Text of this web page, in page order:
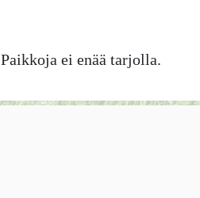
Paikkoja ei enää tarjolla.